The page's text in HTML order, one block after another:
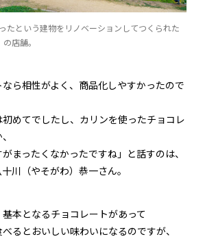
たという建物をリノベーションしてつくられた
の店舗。
ら相性がよく、商品化しやすかったので
初めてでしたし、カリンを使ったチョコレ
まったくなかったですね」と話すのは、
川（やそがわ）恭一さん。
基本となるチョコレートがあって
るとおいしい味わいになるのですが、